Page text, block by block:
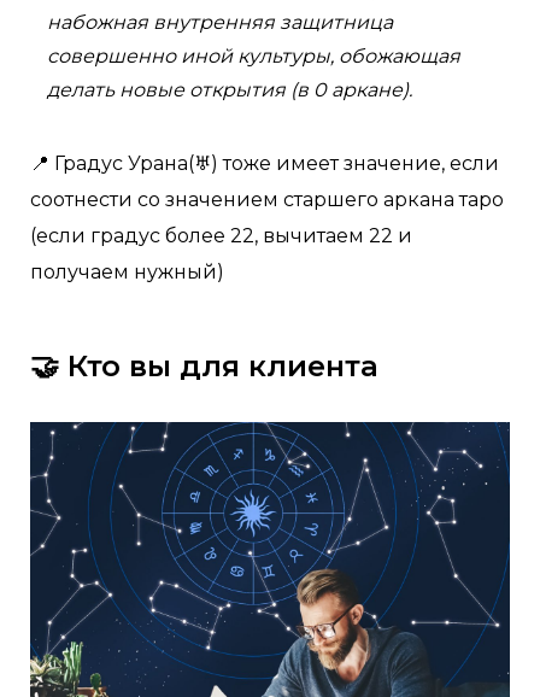
набожная внутренняя защитница
совершенно иной культуры, обожающая
делать новые открытия (в 0 аркане).
📍 Градус Урана(♅) тоже имеет значение, если
соотнести со значением старшего аркана таро
(если градус более 22, вычитаем 22 и
получаем нужный)
🤝 Кто вы для клиента